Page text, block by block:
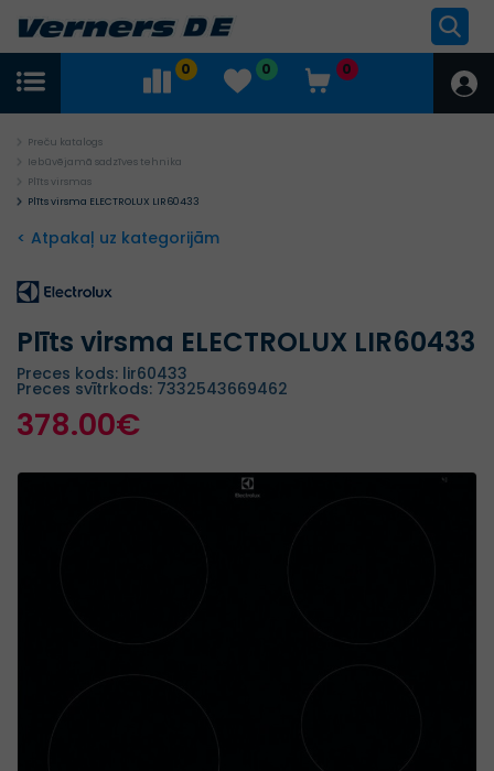
0 0 0
Preču katalogs
Iebūvējamā sadzīves tehnika
Plīts virsmas
Plīts virsma ELECTROLUX LIR60433
< Atpakaļ uz kategorijām
Plīts virsma ELECTROLUX LIR60433
Preces kods: lir60433
Preces svītrkods: 7332543669462
378.00€